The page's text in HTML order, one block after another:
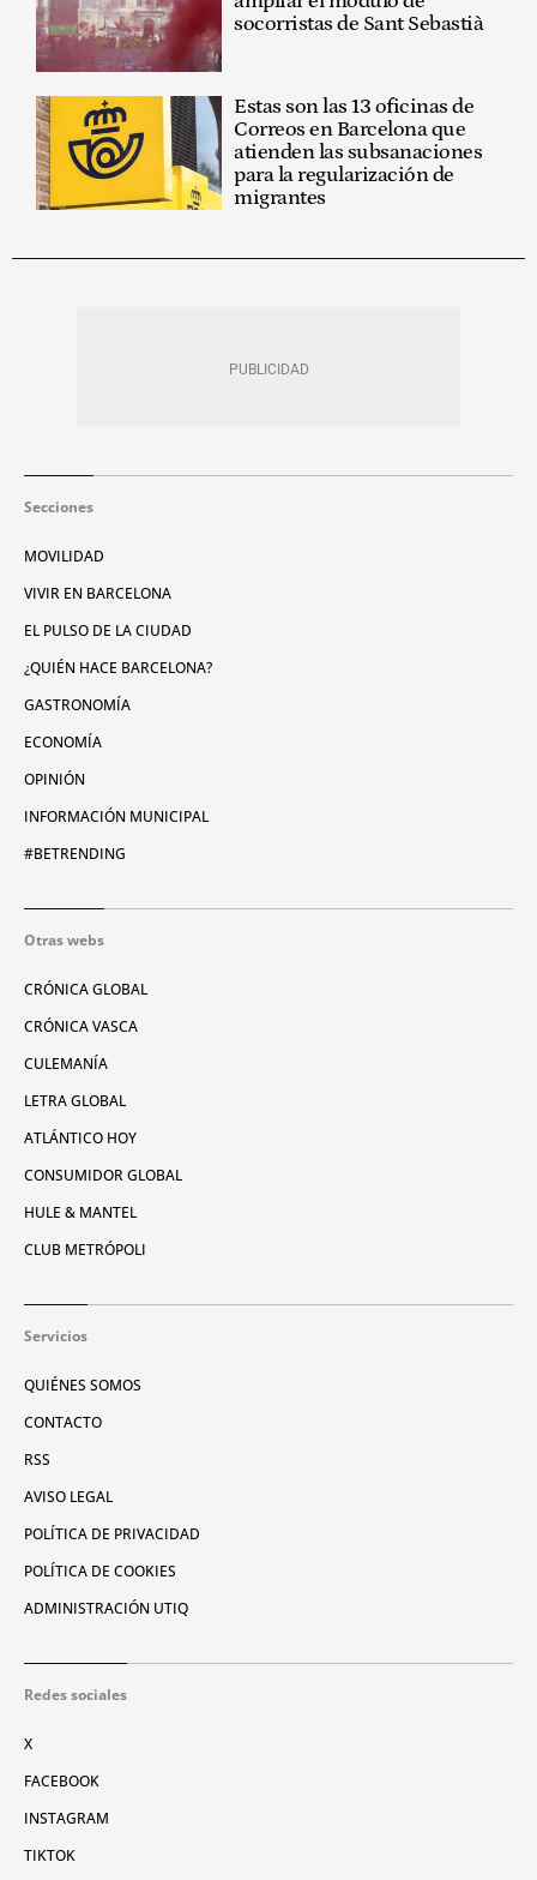
socorristas de Sant Sebastià
Estas son las 13 oficinas de
Correos en Barcelona que
atienden las subsanaciones
para la regularización de
migrantes
Secciones
MOVILIDAD
VIVIR EN BARCELONA
EL PULSO DE LA CIUDAD
¿QUIÉN HACE BARCELONA?
GASTRONOMÍA
ECONOMÍA
OPINIÓN
INFORMACIÓN MUNICIPAL
#BETRENDING
Otras webs
CRÓNICA GLOBAL
CRÓNICA VASCA
CULEMANÍA
LETRA GLOBAL
ATLÁNTICO HOY
CONSUMIDOR GLOBAL
HULE & MANTEL
CLUB METRÓPOLI
Servicios
QUIÉNES SOMOS
CONTACTO
RSS
AVISO LEGAL
POLÍTICA DE PRIVACIDAD
POLÍTICA DE COOKIES
ADMINISTRACIÓN UTIQ
Redes sociales
X
FACEBOOK
INSTAGRAM
TIKTOK